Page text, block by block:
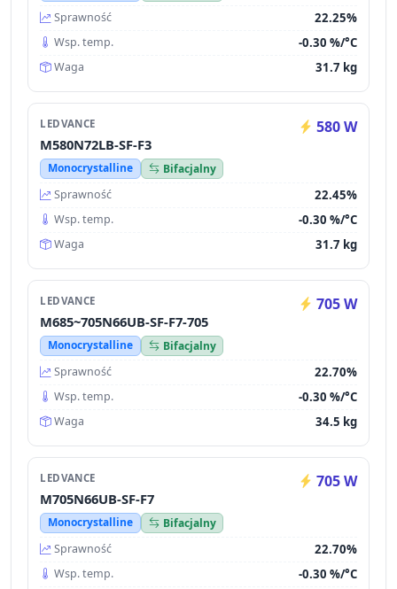
Sprawność
22.25%
Wsp. temp. -0.30 %/°C
Waga 31.7 kg
LEDVANCE 580 W
M580N72LB-SF-F3
Monocrystalline
Bifacjalny
Sprawność
22.45%
Wsp. temp. -0.30 %/°C
Waga 31.7 kg
LEDVANCE 705 W
M685~705N66UB-SF-F7-705
Monocrystalline
Bifacjalny
Sprawność
22.70%
Wsp. temp. -0.30 %/°C
Waga 34.5 kg
LEDVANCE 705 W
M705N66UB-SF-F7
Monocrystalline
Bifacjalny
Sprawność
22.70%
Wsp. temp. -0.30 %/°C